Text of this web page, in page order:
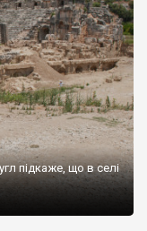
підкаже, що в селі